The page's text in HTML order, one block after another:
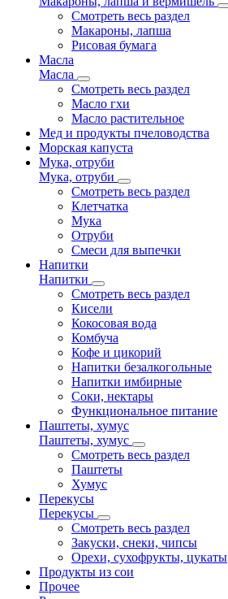
Смотреть весь раздел
Макароны, лапша
Рисовая бумага
Масла
Масла
Смотреть весь раздел
Масло гхи
Масло растительное
Мед и продукты пчеловодства
Морская капуста
Мука, отруби
Мука, отруби
Смотреть весь раздел
Клетчатка
Мука
Отруби
Смеси для выпечки
Напитки
Напитки
Смотреть весь раздел
Кисели
Кокосовая вода
Комбуча
Кофе и цикорий
Напитки безалкогольные
Напитки имбирные
Соки, нектары
Функциональное питание
Паштеты, хумус
Паштеты, хумус
Смотреть весь раздел
Паштеты
Хумус
Перекусы
Перекусы
Смотреть весь раздел
Закуски, снеки, чипсы
Орехи, сухофрукты, цукаты
Продукты из сои
Прочее